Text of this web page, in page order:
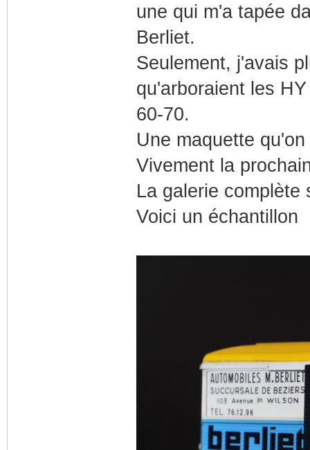
une qui m'a tapée
Berliet.
Seulement, j'avais
qu'arboraient les
60-70.
Une maquette
Vivement la
La galerie
Voici un échantillon